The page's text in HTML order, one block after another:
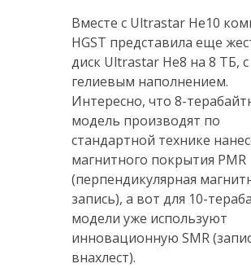
Вместе с Ultrastar He10
HGST представила еще
диск Ultrastar He8 на 8 ТБ, с
гелиевым наполнением.
Интересно, что 8-
модель производят по
стандартной технике
магнитного покрытия PMR
(перпендикулярная
запись), а вот для 10-
модели уже используют
инновационную SMR
внахлест).